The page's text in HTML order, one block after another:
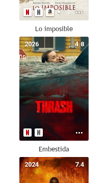
Lo imposible
4.8
2026
Embestida
7.4
2024